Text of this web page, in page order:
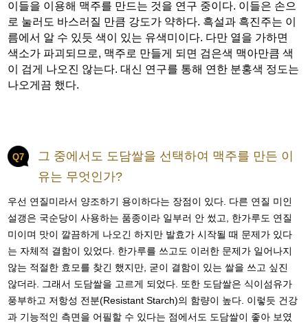
이들을 이용해 맥주를 만드는 것을 연구 중이다. 이들은 손으
로 눌러도 바스러질 만큼 강도가 약하다. 흑설과 흑진주는 이
름에서 알 수 있듯 색이 있는 유색미이다. 다만 열을 가하면
색소가 파괴되므로, 맥주로 만들게 되면 검은색 맥아만큼 색
이 검게 나오진 않는다. 대신 연구를 통해 연한 분홍색 정도는
나오게끔 했다.
Q7
그 중에서도 도담쌀을 선택하여 맥주를 만든 이
유는 무엇인가?
우선 연질미라서 양조하기 용이하다는 장점이 있다. 다른 연질 미인
설갱은 국순당이 사용하는 품종이라 일부러 안 썼고, 한가루도 연질
미이며 맛이 깔끔하게 나오긴 하지만 발효가 시작될 때 문제가 있다
는 자체적 결함이 있었다. 한가루를 쓰고도 이러한 문제가 일어나지
않는 적절한 효모를 찾긴 했지만, 굳이 결함이 있는 쌀을 쓰고 싶진
않더라. 그래서 도담쌀을 고르게 되었다. 또한 도담쌀은 식이섬유가
풍부하고 저항성 전분(Resistant Starch)의 함량이 높다. 이렇듯 건강
과 기능적인 측면을 어필할 수 있다는 점에서도 도담쌀이 좋아 보였